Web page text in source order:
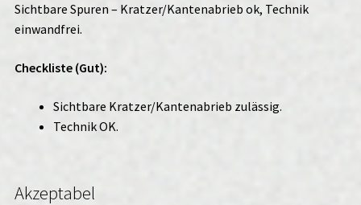
Sichtbare Spuren – Kratzer/Kantenabrieb ok, Technik
einwandfrei.
Checkliste (Gut):
Sichtbare Kratzer/Kantenabrieb zulässig.
Technik OK.
Akzeptabel